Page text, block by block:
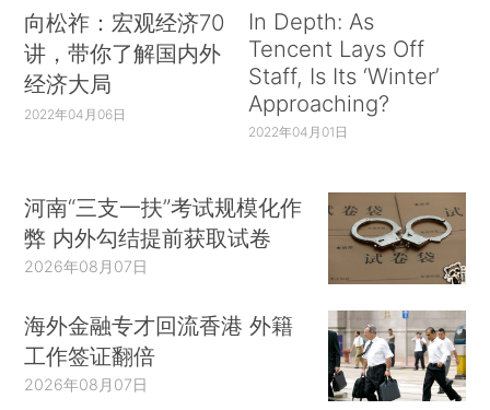
向松祚：宏观经济70
讲，带你了解国内外
经济大局
2022年04月06日
In Depth: As
Tencent Lays Off
Staff, Is Its ‘Winter’
Approaching?
2022年04月01日
河南“三支一扶”考试规模化作
弊 内外勾结提前获取试卷
2026年08月07日
海外金融专才回流香港 外籍
工作签证翻倍
2026年08月07日